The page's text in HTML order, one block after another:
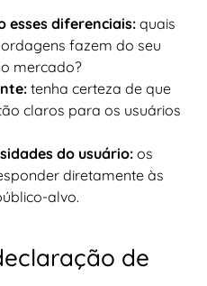
esses diferenciais: quais
fazem do seu
mercado?
tenha certeza de que
claros para os usuários
do usuário: os
diretamente às
alvo.
de